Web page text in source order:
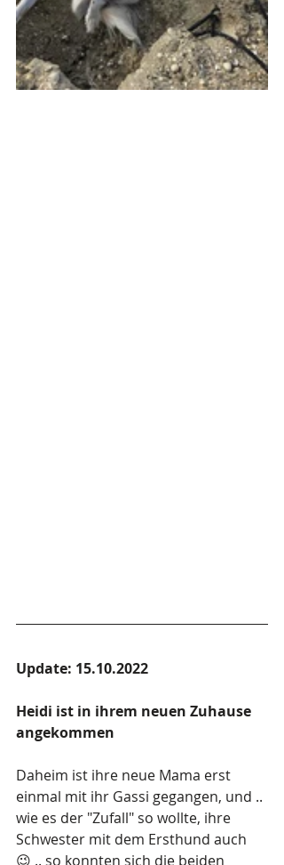
Update: 15.10.2022
Heidi ist in ihrem neuen Zuhause
angekommen
Daheim ist ihre neue Mama erst
einmal mit ihr Gassi gegangen, und ..
wie es der "Zufall" so wollte, ihre
Schwester mit dem Ersthund auch
😉 .. so konnten sich die beiden